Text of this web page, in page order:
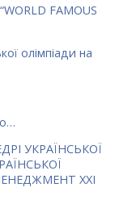
FAMOUS
олімпіади на
УКРАЇНСЬКОЇ
ХХІ